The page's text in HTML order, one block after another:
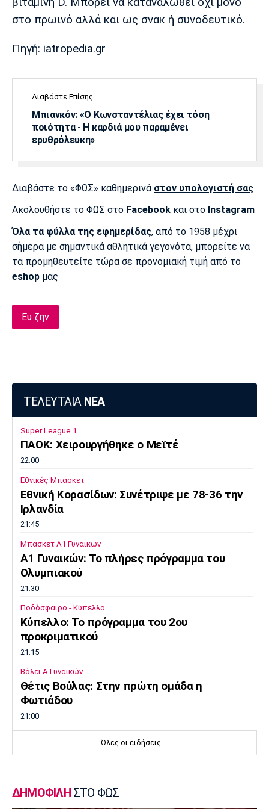
στο πρωινό αλλά και ως σνακ ή συνοδευτικό.
Πηγή: iatropedia.gr
Διαβάστε Επίσης
Μπιανκόν: «Ο Κωνσταντέλιας έχει τόση
ποιότητα - Η καρδιά μου παραμένει
ερυθρόλευκη»
Διαβάστε το «ΦΩΣ» καθημερινά στον υπολογιστή σας
Ακολουθήστε το ΦΩΣ στο Facebook και στο Instagram
Όλα τα φύλλα της εφημερίδας, από το 1958 μέχρι
σήμερα με σημαντικά αθλητικά γεγονότα, μπορείτε να
τα προμηθευτείτε τώρα σε προνομιακή τιμή από το
eshop μας
Ευ ζην
ΤΕΛΕΥΤΑΙΑ ΝΕΑ
Super League 1
ΠΑΟΚ: Χειρουργήθηκε ο Μεϊτέ
22:00
Εθνικές Μπάσκετ
Εθνική Κορασίδων: Συνέτριψε με 78-36 την
Ιρλανδία
21:45
Μπάσκετ Α1 Γυναικών
A1 Γυναικών: To πλήρες πρόγραμμα του
Ολυμπιακού
21:30
Ποδόσφαιρο - Κύπελλο
Κύπελλο: Το πρόγραμμα του 2ου
προκριματικού
21:15
Βόλεϊ Α Γυναικών
Θέτις Βούλας: Στην πρώτη ομάδα η
Φωτιάδου
21:00
ΑΣ Άρης: «Η ισονομία δεν είναι
Super League 2
Όλες οι ειδήσεις
ΔΗΜΟΦΙΛΗΣΤΟ ΦΩΣ